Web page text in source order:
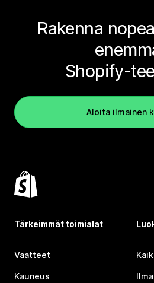
Rakenna
Shopify-
Aloita ilmainen
Tärkeimmät toimialat
Vaatteet
Kauneus